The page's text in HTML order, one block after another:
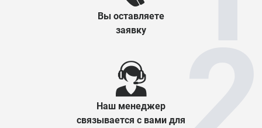
Вы оставляете
заявку
Наш менеджер
связывается с вами для